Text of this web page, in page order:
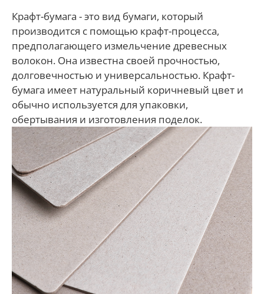
Крафт-бумага - это вид бумаги, который
производится с помощью крафт-процесса,
предполагающего измельчение древесных
волокон. Она известна своей прочностью,
долговечностью и универсальностью. Крафт-
бумага имеет натуральный коричневый цвет и
обычно используется для упаковки,
обертывания и изготовления поделок.